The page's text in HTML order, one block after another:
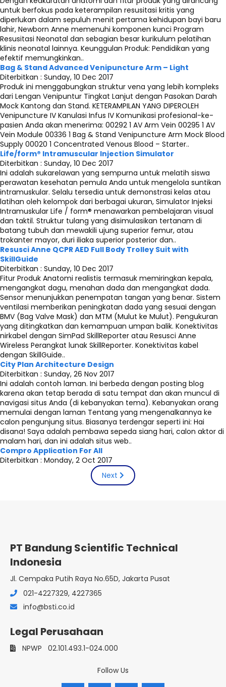
untuk berfokus pada keterampilan resusitasi kritis yang
diperlukan dalam sepuluh menit pertama kehidupan bayi baru
lahir, Newborn Anne memenuhi komponen kunci Program
Resusitasi Neonatal dan sebagian besar kurikulum pelatihan
klinis neonatal lainnya. Keunggulan Produk: Pendidikan yang
efektif memungkinkan..
Bag & Stand Advanced Venipuncture Arm – Light
Diterbitkan : Sunday, 10 Dec 2017
Produk ini menggabungkan struktur vena yang lebih kompleks
dari Lengan Venipuntur Tingkat Lanjut dengan Pasokan Darah
Mock Kantong dan Stand. KETERAMPILAN YANG DIPEROLEH
Venipuncture IV Kanulasi Infus IV Komunikasi profesional-ke-
pasien Anda akan menerima: 00292 1 AV Arm Vein 00295 1 AV
Vein Module 00336 1 Bag & Stand Venipuncture Arm Mock Blood
Supply 00020 1 Concentrated Venous Blood – Starter..
Life/form® Intramuscular Injection Simulator
Diterbitkan : Sunday, 10 Dec 2017
Ini adalah sukarelawan yang sempurna untuk melatih siswa
perawatan kesehatan pemula Anda untuk mengelola suntikan
intramuskular. Selalu tersedia untuk demonstrasi kelas atau
latihan oleh kelompok dari berbagai ukuran, Simulator Injeksi
Intramuskular Life / form® menawarkan pembelajaran visual
dan taktil. Struktur tulang yang disimulasikan tertanam di
batang tubuh dan mewakili ujung superior femur, atau
trokanter mayor, duri iliaka superior posterior dan..
Resusci Anne QCPR AED Full Body Trolley Suit with
SkillGuide
Diterbitkan : Sunday, 10 Dec 2017
Fitur Produk Anatomi realistis termasuk memiringkan kepala,
mengangkat dagu, menahan dada dan mengangkat dada.
Sensor menunjukkan penempatan tangan yang benar. Sistem
ventilasi memberikan peningkatan dada yang sesuai dengan
BMV (Bag Valve Mask) dan MTM (Mulut ke Mulut). Pengukuran
yang ditingkatkan dan kemampuan umpan balik. Konektivitas
nirkabel dengan SimPad SkillReporter atau Resusci Anne
Wireless Perangkat lunak SkillReporter. Konektivitas kabel
dengan SkillGuide..
City Plan Architecture Design
Diterbitkan : Sunday, 26 Nov 2017
Ini adalah contoh laman. Ini berbeda dengan posting blog
karena akan tetap berada di satu tempat dan akan muncul di
navigasi situs Anda (di kebanyakan tema). Kebanyakan orang
memulai dengan laman Tentang yang mengenalkannya ke
calon pengunjung situs. Biasanya terdengar seperti ini: Hai
disana! Saya adalah pembawa sepeda siang hari, calon aktor di
malam hari, dan ini adalah situs web..
Compro Application For All
Diterbitkan : Monday, 2 Oct 2017
Next
PT Bandung Scientific Technical
Indonesia
Jl. Cempaka Putih Raya No.65D, Jakarta Pusat
021-4227329, 4227365
info@bsti.co.id
Legal Perusahaan
NPWP 02.101.493.1-024.000
Follow Us